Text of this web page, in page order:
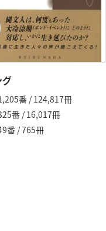
グ
番 / 124,817冊
番 / 16,017冊
番 / 765冊